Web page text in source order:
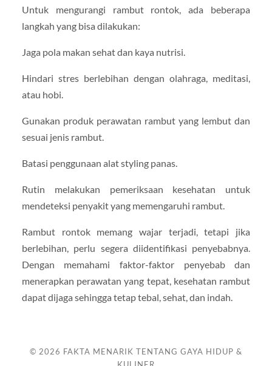
Untuk mengurangi rambut rontok, ada beberapa
langkah yang bisa dilakukan:
Jaga pola makan sehat dan kaya nutrisi.
Hindari stres berlebihan dengan olahraga, meditasi,
atau hobi.
Gunakan produk perawatan rambut yang lembut dan
sesuai jenis rambut.
Batasi penggunaan alat styling panas.
Rutin melakukan pemeriksaan kesehatan untuk
mendeteksi penyakit yang memengaruhi rambut.
Rambut rontok memang wajar terjadi, tetapi jika
berlebihan, perlu segera diidentifikasi penyebabnya.
Dengan memahami faktor-faktor penyebab dan
menerapkan perawatan yang tepat, kesehatan rambut
dapat dijaga sehingga tetap tebal, sehat, dan indah.
© 2026 FAKTA MENARIK TENTANG GAYA HIDUP &